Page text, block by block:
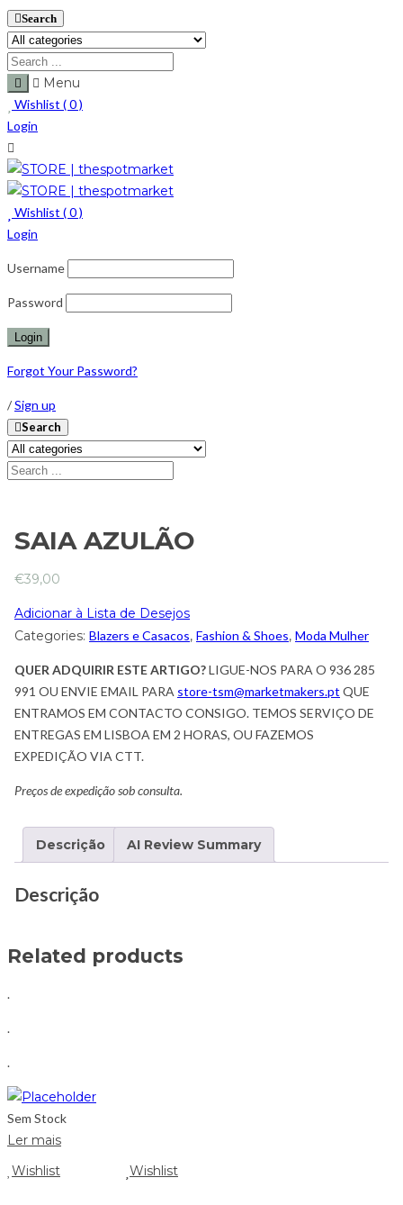
Search
Menu
Wishlist (0)
Login
Wishlist (0)
Login
Username
Password
Forgot Your Password?
/Sign up
Search
SAIA AZULÃO
€39,00
Adicionar à Lista de Desejos
Categories: Blazers e Casacos, Fashion & Shoes, Moda Mulher
QUER ADQUIRIR ESTE ARTIGO?LIGUE-NOS PARA O 936 285
991 OU ENVIE EMAIL PARA store-tsm@marketmakers.pt QUE
ENTRAMOS EM CONTACTO CONSIGO. TEMOS SERVIÇO DE
ENTREGAS EM LISBOA EM 2 HORAS, OU FAZEMOS
EXPEDIÇÃO VIA CTT.
Preços de expedição sob consulta.
Descrição AI Review Summary
Descrição
Related products
.
.
.
Sem Stock
Ler mais
Wishlist
Wishlist